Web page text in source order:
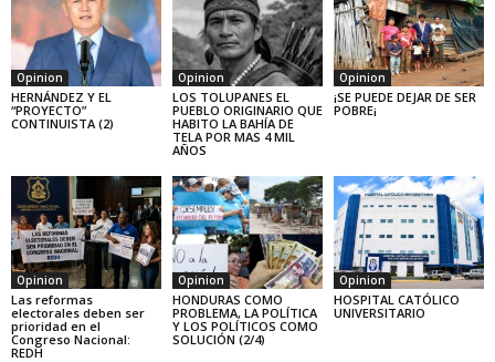
Opinion
HERNÁNDEZ Y EL
“PROYECTO”
CONTINUISTA (2)
Opinion
LOS TOLUPANES EL
PUEBLO ORIGINARIO QUE
HABITO LA BAHÍA DE
TELA POR MAS 4 MIL
AÑOS
Opinion
¡SE PUEDE DEJAR DE SER
POBRE¡
Opinion
Las reformas
electorales deben ser
prioridad en el
Congreso Nacional:
REDH
Opinion
HONDURAS COMO
PROBLEMA, LA POLÍTICA
Y LOS POLÍTICOS COMO
SOLUCIÓN (2/4)
Opinion
HOSPITAL CATÓLICO
UNIVERSITARIO